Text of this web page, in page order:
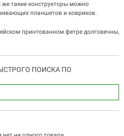
такие конструкторы можно
планшетов и ковриков.
принтованном фетре долговечны,
ПОИСКА ПО